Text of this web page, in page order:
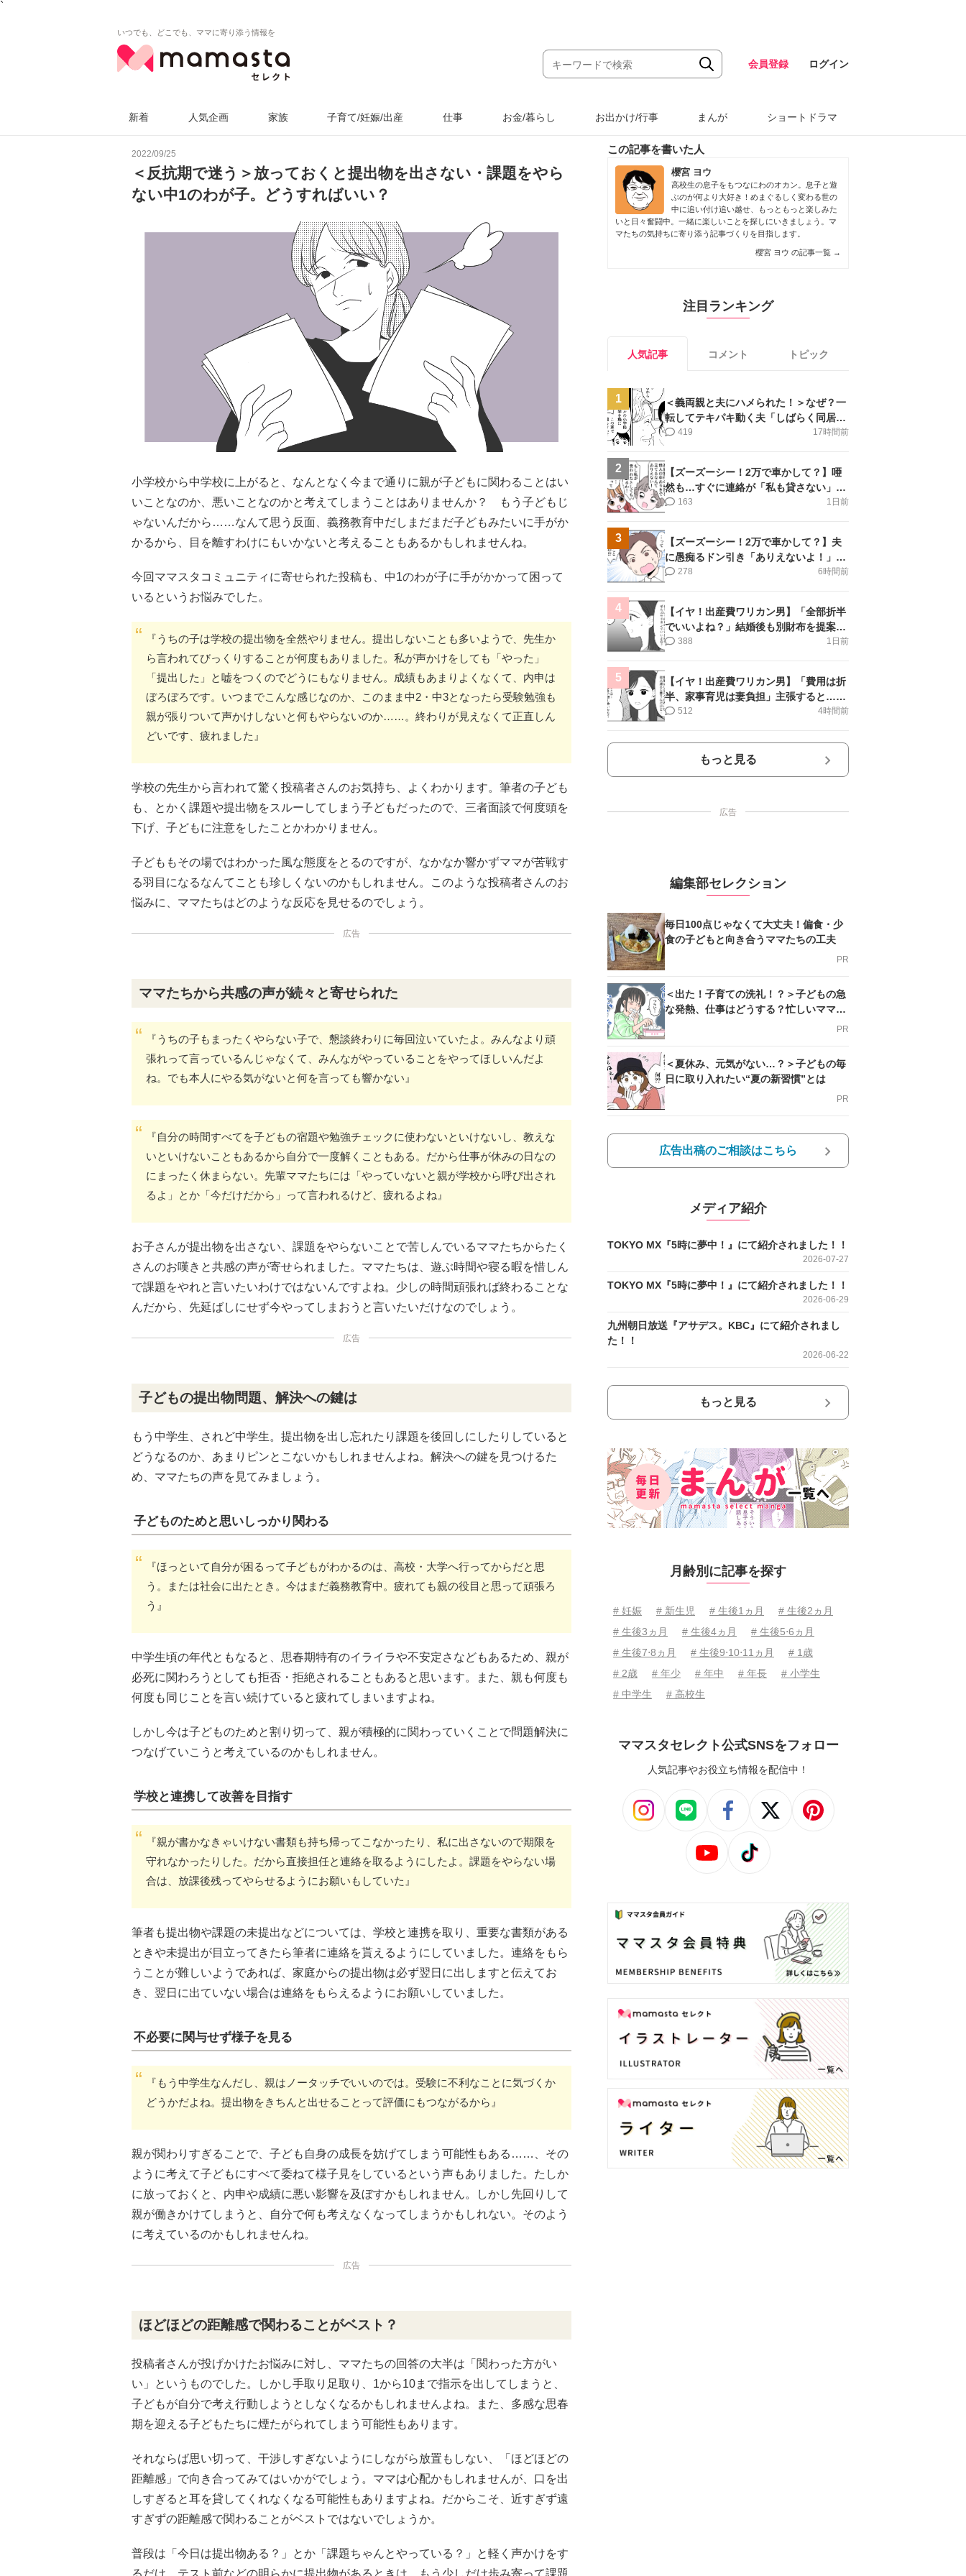
`
いつでも、どこでも、ママに寄り添う情報を
会員登録 ログイン
新着 人気企画 家族 子育て/妊娠/出産 仕事 お金/暮らし お出かけ/行事 まんが ショートドラマ
2022/09/25
＜反抗期で迷う＞放っておくと提出物を出さない・課題をやら
ない中1のわが子。どうすればいい？
小学校から中学校に上がると、なんとなく今まで通りに親が子どもに関わることはい
いことなのか、悪いことなのかと考えてしまうことはありませんか？ もう子どもじ
ゃないんだから……なんて思う反面、義務教育中だしまだまだ子どもみたいに手がか
かるから、目を離すわけにもいかないと考えることもあるかもしれませんね。
今回ママスタコミュニティに寄せられた投稿も、中1のわが子に手がかかって困って
いるというお悩みでした。
『うちの子は学校の提出物を全然やりません。提出しないことも多いようで、先生か
ら言われてびっくりすることが何度もありました。私が声かけをしても「やった」
「提出した」と嘘をつくのでどうにもなりません。成績もあまりよくなくて、内申は
ぼろぼろです。いつまでこんな感じなのか、このまま中2・中3となったら受験勉強も
親が張りついて声かけしないと何もやらないのか……。終わりが見えなくて正直しん
どいです、疲れました』
学校の先生から言われて驚く投稿者さんのお気持ち、よくわかります。筆者の子ども
も、とかく課題や提出物をスルーしてしまう子どもだったので、三者面談で何度頭を
下げ、子どもに注意をしたことかわかりません。
子どももその場ではわかった風な態度をとるのですが、なかなか響かずママが苦戦す
る羽目になるなんてことも珍しくないのかもしれません。このような投稿者さんのお
悩みに、ママたちはどのような反応を見せるのでしょう。
広告
ママたちから共感の声が続々と寄せられた
『うちの子もまったくやらない子で、懇談終わりに毎回泣いていたよ。みんなより頑
張れって言っているんじゃなくて、みんながやっていることをやってほしいんだよ
ね。でも本人にやる気がないと何を言っても響かない』
『自分の時間すべてを子どもの宿題や勉強チェックに使わないといけないし、教えな
いといけないこともあるから自分で一度解くこともある。だから仕事が休みの日なの
にまったく休まらない。先輩ママたちには「やっていないと親が学校から呼び出され
るよ」とか「今だけだから」って言われるけど、疲れるよね』
お子さんが提出物を出さない、課題をやらないことで苦しんでいるママたちからたく
さんのお嘆きと共感の声が寄せられました。ママたちは、遊ぶ時間や寝る暇を惜しん
で課題をやれと言いたいわけではないんですよね。少しの時間頑張れば終わることな
んだから、先延ばしにせず今やってしまおうと言いたいだけなのでしょう。
広告
子どもの提出物問題、解決への鍵は
もう中学生、されど中学生。提出物を出し忘れたり課題を後回しにしたりしていると
どうなるのか、あまりピンとこないかもしれませんよね。解決への鍵を見つけるた
め、ママたちの声を見てみましょう。
子どものためと思いしっかり関わる
『ほっといて自分が困るって子どもがわかるのは、高校・大学へ行ってからだと思
う。または社会に出たとき。今はまだ義務教育中。疲れても親の役目と思って頑張ろ
う』
中学生頃の年代ともなると、思春期特有のイライラや不安定さなどもあるため、親が
必死に関わろうとしても拒否・拒絶されることもあると思います。また、親も何度も
何度も同じことを言い続けていると疲れてしまいますよね。
しかし今は子どものためと割り切って、親が積極的に関わっていくことで問題解決に
つなげていこうと考えているのかもしれません。
学校と連携して改善を目指す
『親が書かなきゃいけない書類も持ち帰ってこなかったり、私に出さないので期限を
守れなかったりした。だから直接担任と連絡を取るようにしたよ。課題をやらない場
合は、放課後残ってやらせるようにお願いもしていた』
筆者も提出物や課題の未提出などについては、学校と連携を取り、重要な書類がある
ときや未提出が目立ってきたら筆者に連絡を貰えるようにしていました。連絡をもら
うことが難しいようであれば、家庭からの提出物は必ず翌日に出しますと伝えてお
き、翌日に出ていない場合は連絡をもらえるようにお願いしていました。
不必要に関与せず様子を見る
『もう中学生なんだし、親はノータッチでいいのでは。受験に不利なことに気づくか
どうかだよね。提出物をきちんと出せることって評価にもつながるから』
親が関わりすぎることで、子ども自身の成長を妨げてしまう可能性もある……、その
ように考えて子どもにすべて委ねて様子見をしているという声もありました。たしか
に放っておくと、内申や成績に悪い影響を及ぼすかもしれません。しかし先回りして
親が働きかけてしまうと、自分で何も考えなくなってしまうかもしれない。そのよう
に考えているのかもしれませんね。
広告
ほどほどの距離感で関わることがベスト？
投稿者さんが投げかけたお悩みに対し、ママたちの回答の大半は「関わった方がい
い」というものでした。しかし手取り足取り、1から10まで指示を出してしまうと、
子どもが自分で考え行動しようとしなくなるかもしれませんよね。また、多感な思春
期を迎える子どもたちに煙たがられてしまう可能性もあります。
それならば思い切って、干渉しすぎないようにしながら放置もしない、「ほどほどの
距離感」で向き合ってみてはいかがでしょう。ママは心配かもしれませんが、口を出
しすぎると耳を貸してくれなくなる可能性もありますよね。だからこそ、近すぎず遠
すぎずの距離感で関わることがベストではないでしょうか。
普段は「今日は提出物ある？」とか「課題ちゃんとやっている？」と軽く声かけをす
るだけ。テスト前などの明らかに提出物があるときは、もう少しだけ歩み寄って課題
この記事を書いた人
櫻宮 ヨウ
高校生の息子をもつなにわのオカン。息子と遊
ぶのが何より大好き！めまぐるしく変わる世の
中に追い付け追い越せ、もっともっと楽しみた
いと日々奮闘中。一緒に楽しいことを探しにいきましょう。マ
マたちの気持ちに寄り添う記事づくりを目指します。
櫻宮 ヨウ の記事一覧 →
注目ランキング
人気記事 コメント トピック
1
＜義両親と夫にハメられた！＞なぜ？一
転してテキパキ動く夫「しばらく同居」
提案され【第4話まんが】
17時間前
419
2
【ズーズーシー！2万で車かして？】唖
然も…すぐに連絡が「私も貸さない」＜
第15話＞#4コマ母道場
1日前
163
3
【ズーズーシー！2万で車かして？】夫
に愚痴るドン引き「ありえないよ！」＜
第16話＞#4コマ母道場
6時間前
278
4
【イヤ！出産費ワリカン男】「全部折半
でいいよね？」結婚後も別財布を提案＜
第10話＞#4コマ母道場
1日前
388
5
【イヤ！出産費ワリカン男】「費用は折
半、家事育児は妻負担」主張すると…＜
第11話＞#4コマ母道場
4時間前
512
もっと見る
広告
編集部セレクション
毎日100点じゃなくて大丈夫！偏食・少
食の子どもと向き合うママたちの工夫
PR
＜出た！子育ての洗礼！？＞子どもの急
な発熱、仕事はどうする？忙しいママを
PR
＜夏休み、元気がない…？＞子どもの毎
日に取り入れたい“夏の新習慣”とは
PR
広告出稿のご相談はこちら
メディア紹介
TOKYO MX『5時に夢中！』にて紹介されました！！
2026-07-27
TOKYO MX『5時に夢中！』にて紹介されました！！
2026-06-29
九州朝日放送『アサデス。KBC』にて紹介されまし
た！！
2026-06-22
もっと見る
月齢別に記事を探す
# 妊娠 # 新生児 # 生後1ヵ月
# 生後2ヵ月
# 生後3ヵ月
# 生後4ヵ月
# 生後5⋅6ヵ月
# 生後7⋅8ヵ月
# 生後9⋅10⋅11ヵ月
# 1歳
# 2歳
# 年少 # 年中 # 年長
# 小学生
# 中学生
# 高校生
ママスタセレクト公式SNSをフォロー
人気記事やお役立ち情報を配信中！